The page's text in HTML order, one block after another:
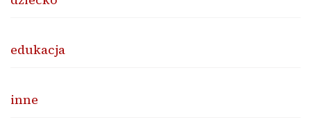
edukacja
inne